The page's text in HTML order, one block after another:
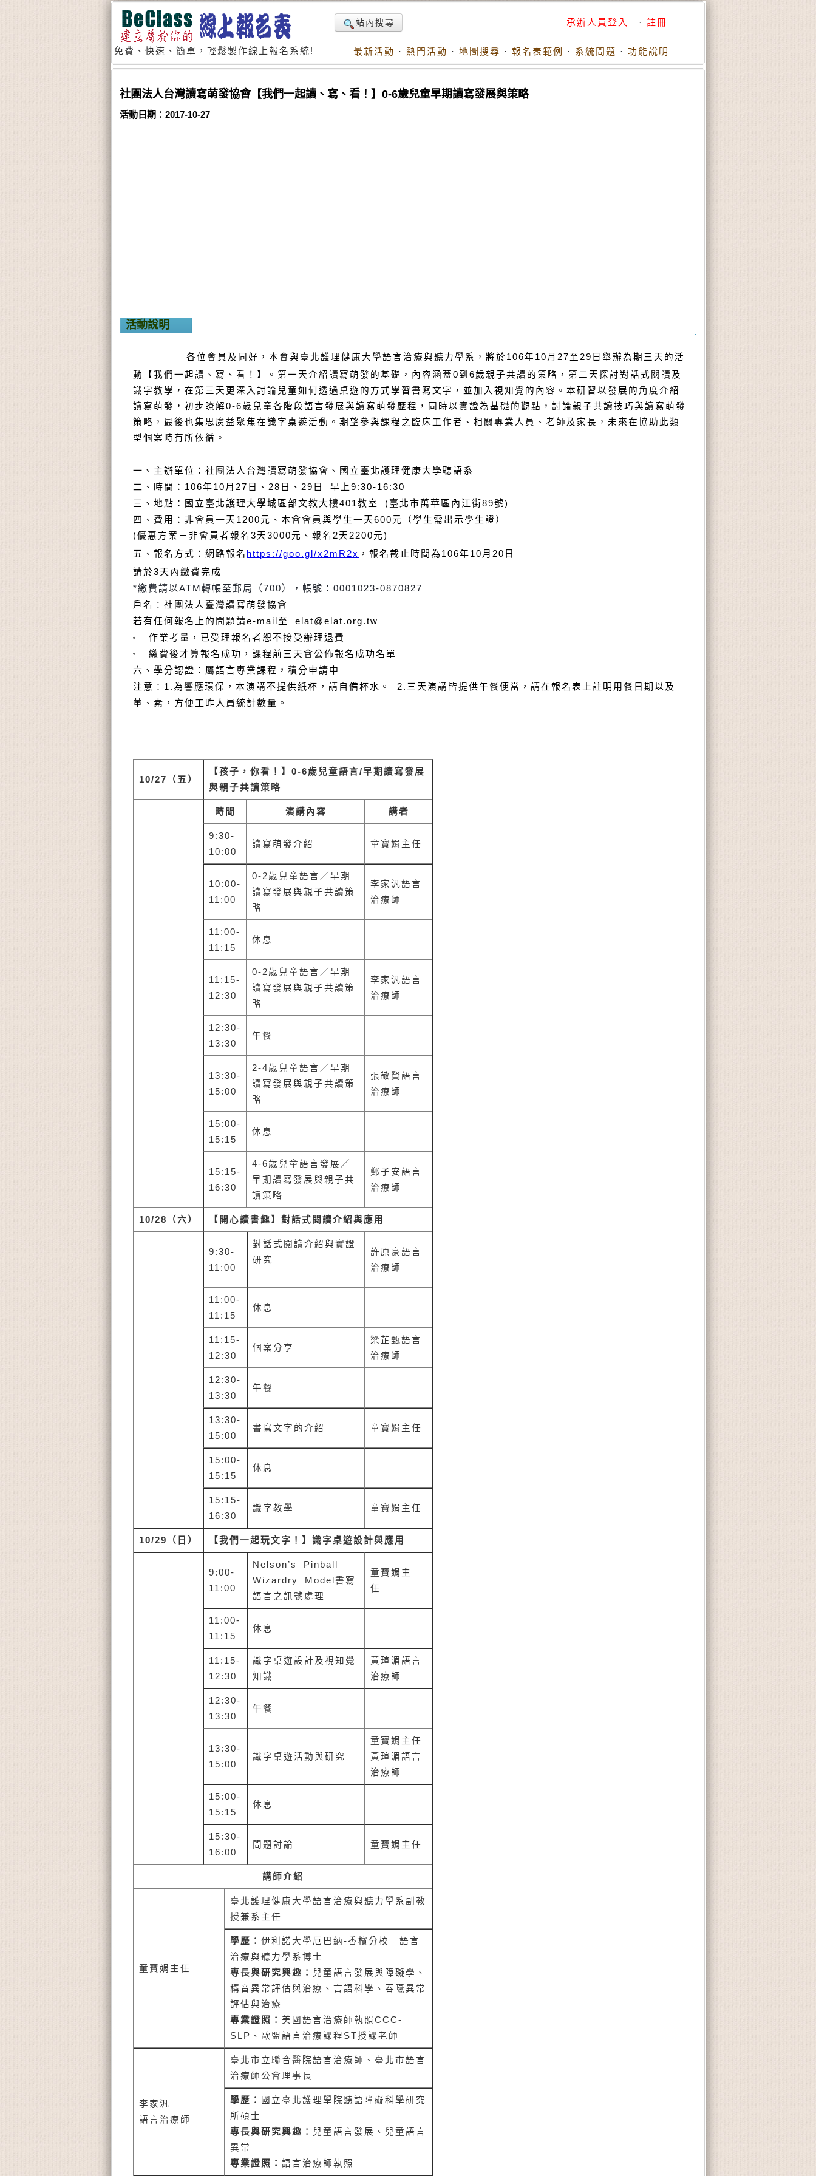
免費、快速、簡單，輕鬆製作線上報名系統!
站內搜尋 承辦人員登入 · 註冊
最新活動 · 熱門活動 · 地圖搜尋 · 報名表範例 · 系統問題 · 功能說明
社團法人台灣讀寫萌發協會【我們一起讀、寫、看！】0-6歲兒童早期讀寫發展與策略
活動日期：2017-10-27
活動說明
各位會員及同好，本會與臺北護理健康大學語言治療與聽力學系，將於106年10月27至29日舉辦為期三天的活
動【我們一起讀、寫、看！】。第一天介紹讀寫萌發的基礎，內容涵蓋0到6歲親子共讀的策略，第二天探討對話式閱讀及
識字教學，在第三天更深入討論兒童如何透過桌遊的方式學習書寫文字，並加入視知覺的內容。本研習以發展的角度介紹
讀寫萌發，初步瞭解0-6歲兒童各階段語言發展與讀寫萌發歷程，同時以實證為基礎的觀點，討論親子共讀技巧與讀寫萌發
策略，最後也集思廣益聚焦在識字桌遊活動。期望參與課程之臨床工作者、相關專業人員、老師及家長，未來在協助此類
型個案時有所依循。
一、主辦單位：社團法人台灣讀寫萌發協會、國立臺北護理健康大學聽語系
二、時間：106年10月27日、28日、29日 早上9:30-16:30
三、地點：國立臺北護理大學城區部文教大樓401教室 (臺北市萬華區內江街89號)
四、費用：非會員一天1200元、本會會員與學生一天600元（學生需出示學生證）
(優惠方案－非會員者報名3天3000元、報名2天2200元)
五、報名方式：網路報名 https://goo.gl/x2mR2x ，報名截止時間為106年10月20日
請於3天內繳費完成
*繳費請以ATM轉帳至郵局（700），帳號：0001023-0870827
戶名：社團法人臺灣讀寫萌發協會
若有任何報名上的問題請e-mail至 elat@elat.org.tw
* 作業考量，已受理報名者恕不接受辦理退費
* 繳費後才算報名成功，課程前三天會公佈報名成功名單
六、學分認證：屬語言專業課程，積分申請中
注意：1.為響應環保，本演講不提供紙杯，請自備杯水。 2.三天演講皆提供午餐便當，請在報名表上註明用餐日期以及
葷、素，方便工昨人員統計數量。
10/27 （五）
【孩子，你看！】 0-6歲兒童語言/早期 讀寫發展
與親子共讀策略
時間 演講內容 講者
9:30-
10:00
讀寫萌發介紹 童寶娟 主任
10:00-
11:00
0-2歲兒童語言／早期
讀寫發展與親子共讀策
略
李家汎語言
治療師
11:00-
11:15
休息
11:15-
12:30
0-2歲兒童語言／早期
讀寫發展與親子共讀策
略
李家汎語言
治療師
12:30-
13:30
午餐
13:30-
15:00
2-4歲兒童語言／早期
讀寫發展與親子共讀策
略
張敬賢語言
治療師
15:00-
15:15
休息
15:15-
16:30
4-6歲兒童語言發展／
早期讀寫發展與親子共
讀策略
鄭子安語言
治療師
10/28 （六） 【開心讀書趣】對話式閱讀介紹與應用
9:30-
11:00
對話式閱讀介紹與實證
研究
許原豪語言
治療師
11:00-
11:15
休息
11:15-
12:30
個案分享
梁芷甄語言
治療師
12:30-
13:30
午餐
13:30-
15:00
書寫文字的介紹 童寶娟 主任
15:00-
15:15
休息
15:15-
16:30
識字教學 童寶娟 主任
10/29 （日） 【我們一起玩文字！】識字桌遊設計與應用
9:00-
11:00
Nelson’s Pinball
Wizardry Model 書寫
語言之訊號處理
童寶娟 主
任
11:00-
11:15
休息
11:15-
12:30
識字桌遊設計及視知覺
知識
黃瑄湄語言
治療師
12:30-
13:30
午餐
13:30-
15:00
識字桌遊活動與研究
童寶娟 主任
黃瑄湄語言
治療師
15:00-
15:15
休息
15:30-
16:00
問題討論 童寶娟 主任
講師介紹
童寶娟主任
臺北護理健康大學語言治療與聽力學系 副教
授兼系主任
學歷： 伊利諾大學厄巴納-香檳分校 語言
治療與聽力學系博士
專長與研究興趣：
兒童語言發展與障礙學、
構音異常評估與治療、言語科學、吞嚥異常
評估與治療
專業證照： 美國語言治療師執照CCC-
SLP 、歐盟語言治療課程 ST授課老師
李家汎
語言治療師
臺北市立聯合醫院語言治療師、臺北市語言
治療師公會理事長
學歷：
國立臺北護理學院聽語障礙科學研究
所碩士
專長與研究興趣：
兒童語言發展、兒童語言
異常
專業證照： 語言治療師執照